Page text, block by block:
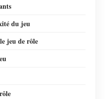
du jeu
jeu de rôle